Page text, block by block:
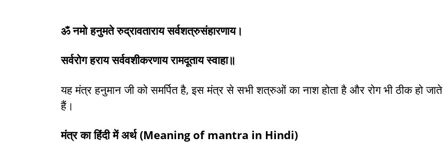
ॐ नमो हनुमते रुद्रावताराय सर्वशत्रुसंहारणाय।
सर्वरोग हराय सर्ववशीकरणाय रामदूताय स्वाहा॥
यह मंत्र हनुमान जी को समर्पित है, इस मंत्र से सभी शत्रुओं का नाश होता है और रोग भी ठीक हो जाते
हैं।
मंत्र का हिंदी में अर्थ (Meaning of mantra in Hindi)